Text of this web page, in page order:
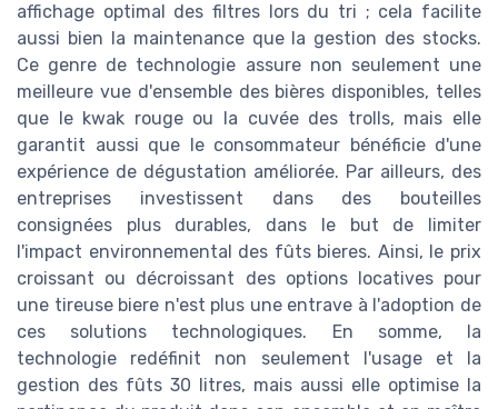
affichage optimal des filtres lors du tri ; cela facilite
aussi bien la maintenance que la gestion des stocks.
Ce genre de technologie assure non seulement une
meilleure vue d'ensemble des bières disponibles, telles
que le kwak rouge ou la cuvée des trolls, mais elle
garantit aussi que le consommateur bénéficie d'une
expérience de dégustation améliorée. Par ailleurs, des
entreprises investissent dans des bouteilles
consignées plus durables, dans le but de limiter
l'impact environnemental des fûts bieres. Ainsi, le prix
croissant ou décroissant des options locatives pour
une tireuse biere n'est plus une entrave à l'adoption de
ces solutions technologiques. En somme, la
technologie redéfinit non seulement l'usage et la
gestion des fûts 30 litres, mais aussi elle optimise la